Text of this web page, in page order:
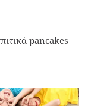
pancakes